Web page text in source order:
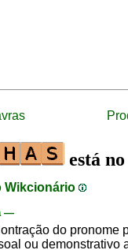
está
Wikcionário
—
do pronome
ou demonstrativo